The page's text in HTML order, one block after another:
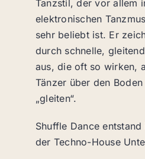
Tanzstil, der vor allem
elektronischen
sehr beliebt ist. Er
durch schnelle,
aus, die oft so wirken,
Tänzer über den
„gleiten“.
Shuffle Dance
der Techno-House